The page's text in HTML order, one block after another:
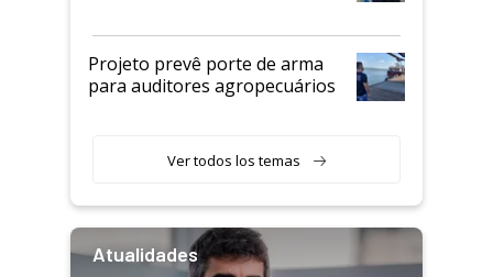
Projeto prevê porte de arma
para auditores agropecuários
Ver todos los temas
Atualidades